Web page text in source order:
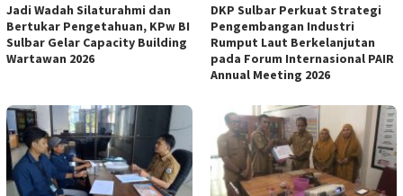
Jadi Wadah Silaturahmi dan
Bertukar Pengetahuan, KPw BI
Sulbar Gelar Capacity Building
Wartawan 2026
DKP Sulbar Perkuat Strategi
Pengembangan Industri
Rumput Laut Berkelanjutan
pada Forum Internasional PAIR
Annual Meeting 2026